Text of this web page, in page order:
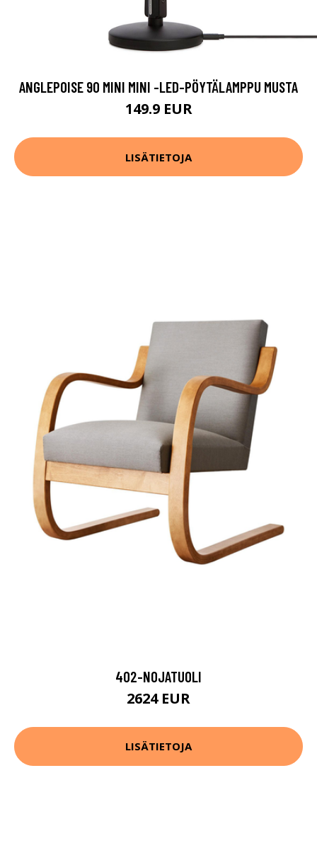
ANGLEPOISE 90 MINI MINI -LED-PÖYTÄLAMPPU MUSTA
149.9 EUR
LISÄTIETOJA
402-NOJATUOLI
2624 EUR
LISÄTIETOJA